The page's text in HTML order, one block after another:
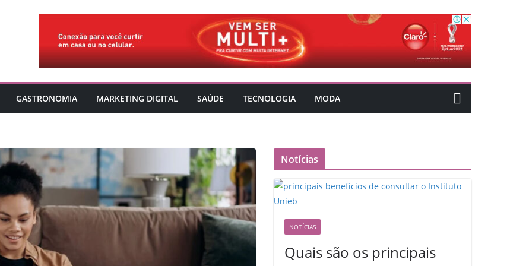
GASTRONOMIA MARKETING DIGITAL SAÚDE TECNOLOGIA MODA
Notícias
NOTÍCIAS
Quais são os principais